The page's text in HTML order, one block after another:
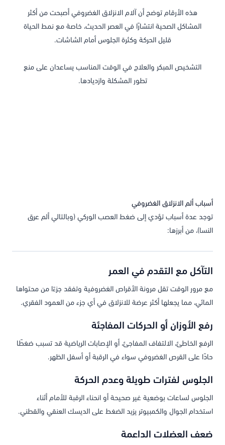
هذه الأرقام توضح أن آلام الانزلاق الغضروفي أصبحت من أكثر
المشاكل الصحية انتشارًا في العصر الحديث، خاصة مع نمط الحياة
قليل الحركة وكثرة الجلوس أمام الشاشات.
التشخيص المبكر والعلاج في الوقت المناسب يساعدان على منع
تطور المشكلة وازديادها.
أسباب ألم الانزلاق الغضروفي
توجد عدة أسباب تؤدي إلى ضغط العصب الوركي (وبالتالي ألم عرق
النسا)، من أبرزها:
التآكل مع التقدم في العمر
مع مرور الوقت تقل مرونة الأقراص الغضروفية وتفقد جزءًا من محتواها
المائي، مما يجعلها أكثر عرضة للانزلاق في أي جزء من العمود الفقري.
رفع الأوزان أو الحركات المفاجئة
الرفع الخاطئ، الالتفاف المفاجئ، أو الإصابات الرياضية قد تسبب ضغطًا
حادًا على القرص الغضروفي سواء في الرقبة أو أسفل الظهر.
الجلوس لفترات طويلة وعدم الحركة
الجلوس لساعات بوضعية غير صحيحة أو انحناء الرقبة للأمام أثناء
استخدام الجوال والكمبيوتر يزيد الضغط على الديسك العنقي والقطني.
ضعف العضلات الداعمة